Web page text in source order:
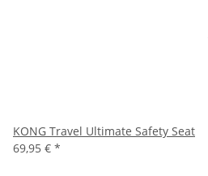
KONG Travel Ultimate Safety Seat
69,95 € *